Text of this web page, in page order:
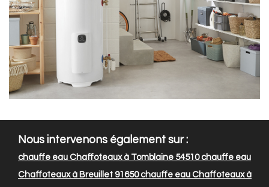
Nous intervenons également sur :
chauffe eau Chaffoteaux à Tomblaine 54510chauffe eau
Chaffoteaux à Breuillet 91650chauffe eau Chaffoteaux à